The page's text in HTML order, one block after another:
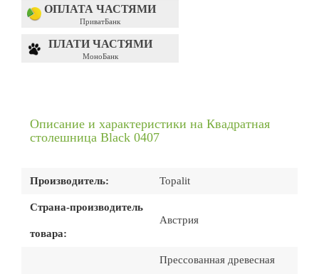
ОПЛАТА ЧАСТЯМИ
ПриватБанк
ПЛАТИ ЧАСТЯМИ
МоноБанк
Описание и характеристики на Квадратная
столешница Black 0407
Производитель: Topalit
Страна-производитель
товара:
Австрия
Прессованная древесная